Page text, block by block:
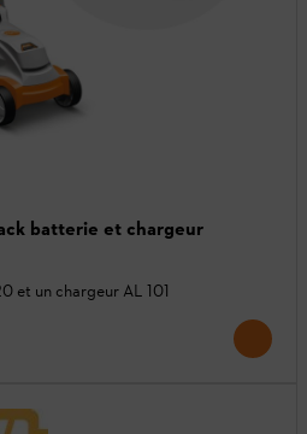
batterie et chargeur
et un chargeur AL 101